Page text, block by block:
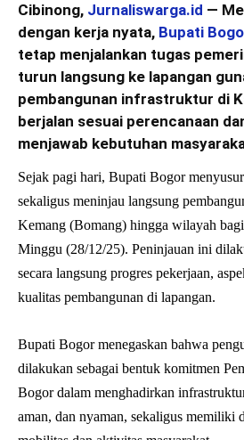
Cibinong, Jurnaliswarga.id —
dengan kerja nyata, Bupati
tetap menjalankan tugas
turun langsung ke lapangan
pembangunan infrastruktur di
berjalan sesuai perencanaan
menjawab kebutuhan
Sejak pagi hari, Bupati Bogor
sekaligus meninjau langsung
Kemang (Bomang) hingga wilayah
Minggu (28/12/25). Peninjauan ini
secara langsung progres pekerjaan,
kualitas pembangunan di lapangan.
Bupati Bogor menegaskan bahwa
dilakukan sebagai bentuk komitmen
Bogor dalam menghadirkan
aman, dan nyaman, sekaligus memiliki